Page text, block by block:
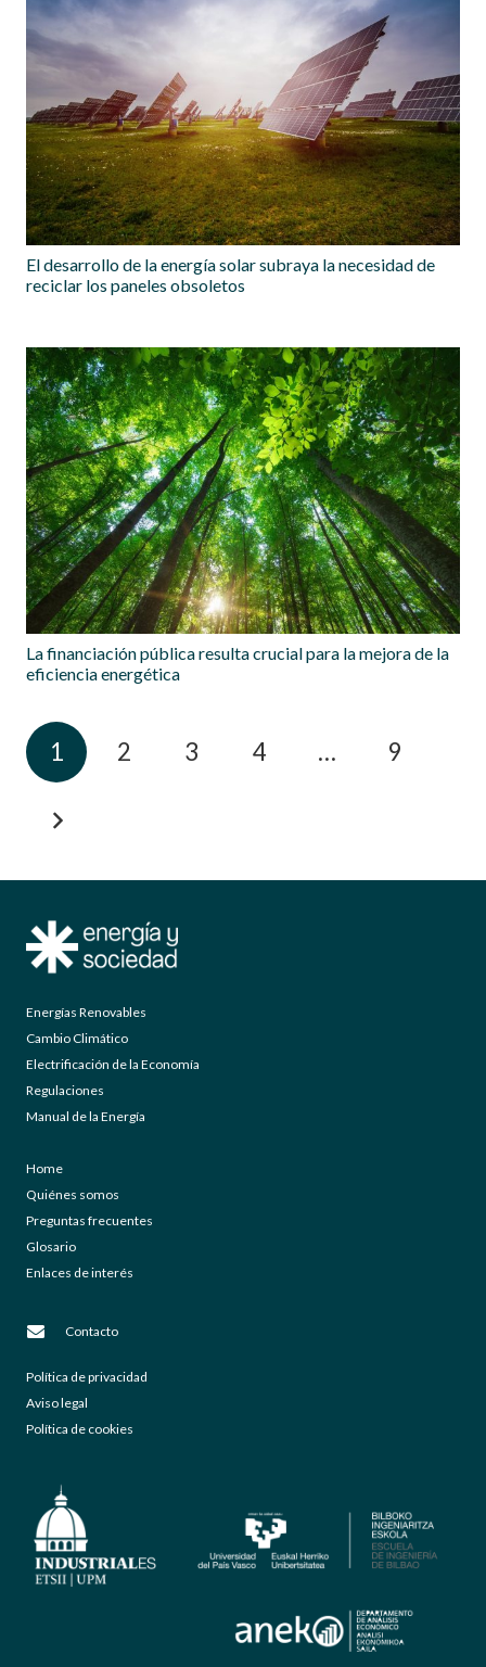
El desarrollo de la energía solar subraya la necesidad de
reciclar los paneles obsoletos
La financiación pública resulta crucial para la mejora de la
eficiencia energética
1 2 3 4 … 9
Energías Renovables
Cambio Climático
Electrificación de la Economía
Regulaciones
Manual de la Energía
Home
Quiénes somos
Preguntas frecuentes
Glosario
Enlaces de interés
Contacto
Política de privacidad
Aviso legal
Política de cookies